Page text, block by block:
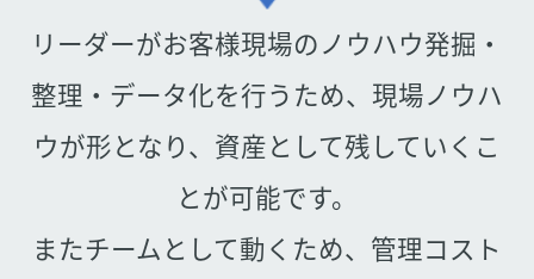
リーダーがお客様現場のノウハウ発掘・
整理・データ化を行うため、現場ノウハ
ウが形となり、資産として残していくこ
とが可能です。
またチームとして動くため、管理コスト